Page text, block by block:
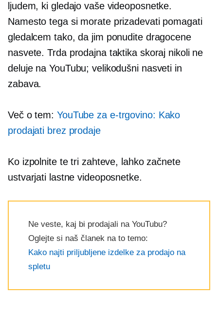
ljudem, ki gledajo vaše videoposnetke.
Namesto tega si morate prizadevati pomagati
gledalcem tako, da jim ponudite dragocene
nasvete. Trda prodajna taktika skoraj nikoli ne
deluje na YouTubu; velikodušni nasveti in
zabava.
Več o tem: YouTube za e-trgovino: Kako
prodajati brez prodaje
Ko izpolnite te tri zahteve, lahko začnete
ustvarjati lastne videoposnetke.
Ne veste, kaj bi prodajali na YouTubu?
Oglejte si naš članek na to temo:
Kako najti priljubljene izdelke za prodajo na
spletu